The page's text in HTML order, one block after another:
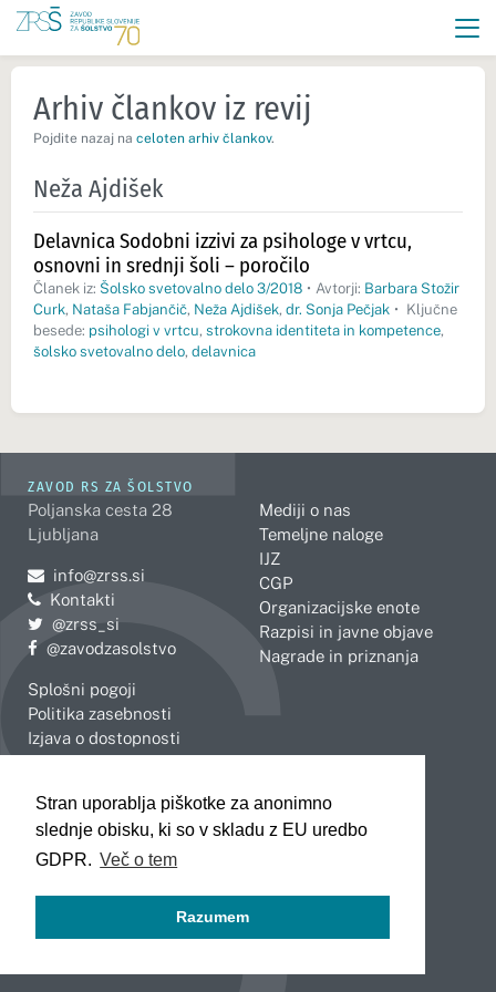
Stran uporablja piškotke za anonimno
slednje obisku, ki so v skladu z EU uredbo
GDPR. Več o tem
Razumem
Arhiv člankov iz revij
Pojdite nazaj na celoten arhiv člankov.
Neža Ajdišek
Delavnica Sodobni izzivi za psihologe v vrtcu,
osnovni in srednji šoli – poročilo
Članek iz: Šolsko svetovalno delo 3/2018 • Avtorji: Barbara Stožir
Curk, Nataša Fabjančič, Neža Ajdišek, dr. Sonja Pečjak • Ključne
besede: psihologi v vrtcu, strokovna identiteta in kompetence,
šolsko svetovalno delo, delavnica
ZAVOD RS ZA ŠOLSTVO
Poljanska cesta 28
Ljubljana
Pošljite e-mail na
info@zrss.si
Kontakti
Pojdite na Twitter:
@zrss_si
Pojdite na Facebook:
@zavodzasolstvo
Splošni pogoji
Politika zasebnosti
Izjava o dostopnosti
Mediji o nas
Temeljne naloge
IJZ
CGP
Organizacijske enote
Razpisi in javne objave
Nagrade in priznanja
Celje
Koper
Kranj
Novo mesto
Slovenj Gradec